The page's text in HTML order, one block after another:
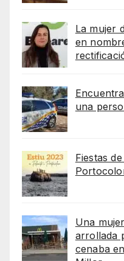
La mujer
en
una
Fiestas
Una
arrollada
cenaba